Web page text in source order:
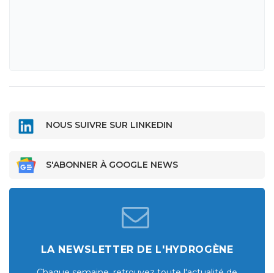
NOUS SUIVRE SUR LINKEDIN
S'ABONNER À GOOGLE NEWS
LA NEWSLETTER DE L'HYDROGÈNE